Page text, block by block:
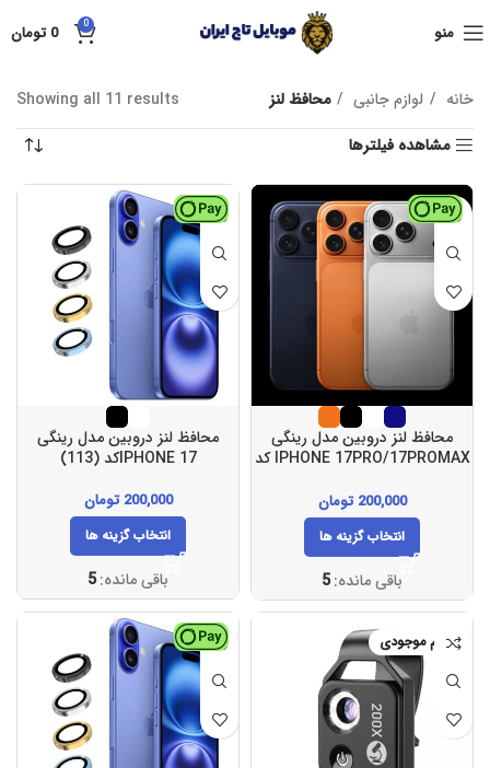
منو 0
0 تومان
خانه لوازم جانبی محافظ لنز
Showing all 11 results
مشاهده فیلترها
محافظ لنز دروبین مدل رینگی
IPHONE 17PRO/17PROMAX کد
200,000 تومان
انتخاب گزینه ها
باقی مانده:5
محافظ لنز دروبین مدل رینگی
IPHONE 17کد (113)
200,000 تومان
انتخاب گزینه ها
باقی مانده:5
اتمام موجودی